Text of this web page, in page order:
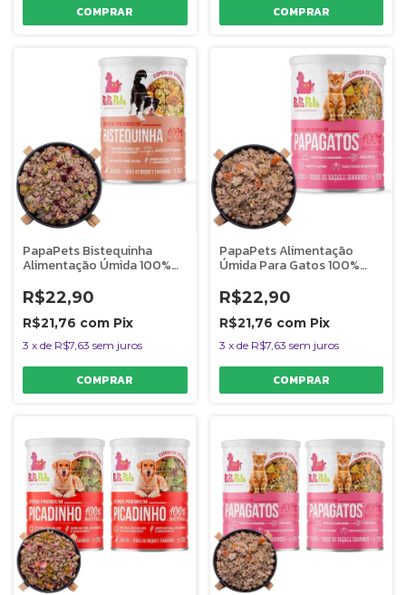
PapaPets Bistequinha
Alimentação Úmida 100%
R$22,90
R$21,76 com Pix
3 x de R$7,63 sem juros
PapaPets Alimentação
Úmida Para Gatos 100%
R$22,90
R$21,76 com Pix
3 x de R$7,63 sem juros